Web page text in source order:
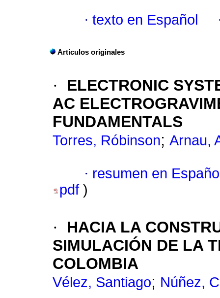
· texto en Español
Artículos originales
·
ELECTRONIC
AC
FUNDAMENTALS
Torres, Róbinson; Arnau,
· resumen en
pdf )
·
HACIA LA
SIMULACIÓN DE LA
COLOMBIA
Vélez, Santiago; Núñez,